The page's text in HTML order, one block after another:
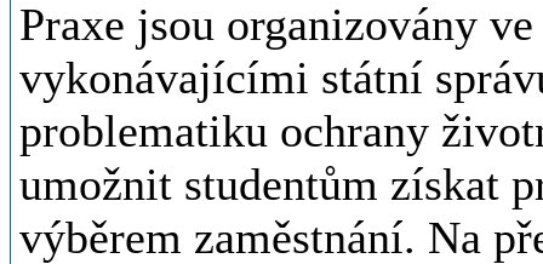
Praxe jsou organizovány
vykonávajícími státní
problematiku ochrany
umožnit studentům získat
výběrem zaměstnání. Na